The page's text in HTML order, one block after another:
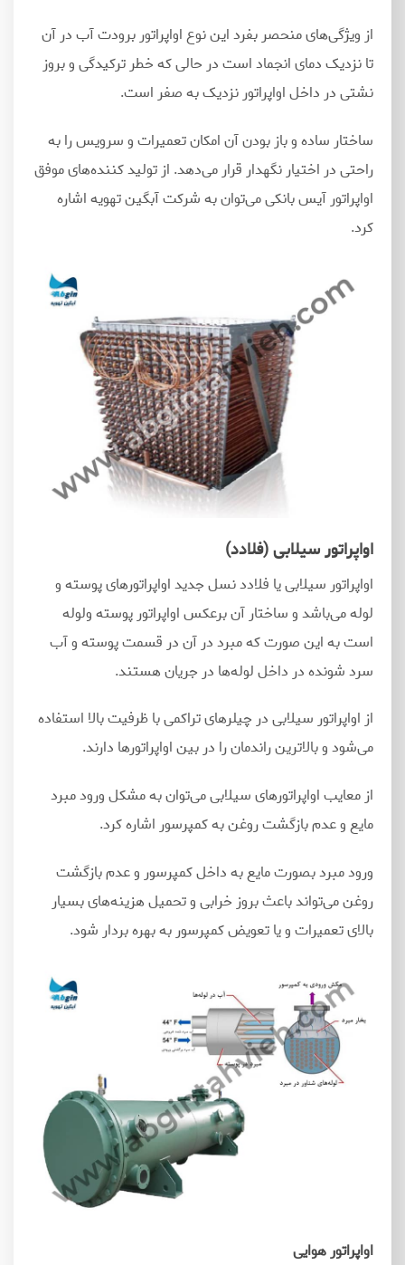
از ویژگیهای منحصر بفرد این نوع اواپراتور برودت آب در آن
تا نزدیک دمای انجماد است در حالی که خطر ترکیدگی و بروز
نشتی در داخل اواپراتور نزدیک به صفر است.
ساختار ساده و باز بودن آن امکان تعمیرات و سرویس را به
راحتی در اختیار نگهدار قرار میدهد. از تولید کنندههای موفق
اواپراتور آیس بانکی میتوان به شرکت آبگین تهویه اشاره
کرد.
اواپراتور سیلابی (فلادد)
اواپراتور سیلابی یا فلادد نسل جدید اواپراتورهای پوسته و
لوله می‌باشد و ساختار آن برعکس اواپراتور پوسته ولوله
است به این صورت که مبرد در آن در قسمت پوسته و آب
سرد شونده در داخل لولهها در جریان هستند.
از اواپراتور سیلابی در چیلرهای تراکمی با ظرفیت بالا استفاده
میشود و بالاترین راندمان را در بین اواپراتورها دارند.
از معایب اواپراتورهای سیلابی میتوان به مشکل ورود مبرد
مایع و عدم بازگشت روغن به کمپرسور اشاره کرد.
ورود مبرد بصورت مایع به داخل کمپرسور و عدم بازگشت
روغن میتواند باعث بروز خرابی و تحمیل هزینههای بسیار
بالای تعمیرات و یا تعویض کمپرسور به بهره بردار شود.
اواپراتور هوایی